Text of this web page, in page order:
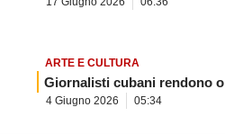
ARTE E CULTURA
Giornalisti cubani rendono
4 Giugno 2026 05:34